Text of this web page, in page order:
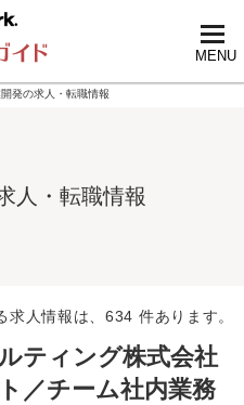
MENU
発の求人・転職情報
人・転職情報
求人情報は、634 件あります。
ティング株式会社
／チーム社内業務